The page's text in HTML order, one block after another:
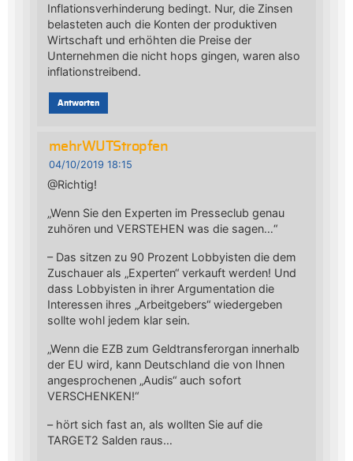
Inflationsverhinderung bedingt. Nur, die Zinsen
belasteten auch die Konten der produktiven
Wirtschaft und erhöhten die Preise der
Unternehmen die nicht hops gingen, waren also
inflationstreibend.
Antworten
mehrWUTStropfen
04/10/2019 18:15
@Richtig!
„Wenn Sie den Experten im Presseclub genau
zuhören und VERSTEHEN was die sagen…“
– Das sitzen zu 90 Prozent Lobbyisten die dem
Zuschauer als „Experten“ verkauft werden! Und
dass Lobbyisten in ihrer Argumentation die
Interessen ihres „Arbeitgebers“ wiedergeben
sollte wohl jedem klar sein.
„Wenn die EZB zum Geldtransferorgan innerhalb
der EU wird, kann Deutschland die von Ihnen
angesprochenen „Audis“ auch sofort
VERSCHENKEN!“
– hört sich fast an, als wollten Sie auf die
TARGET2 Salden raus…